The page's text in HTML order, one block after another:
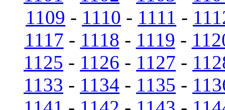
1109 - 1110 - 1111 -
1117 - 1118 - 1119 -
1125 - 1126 - 1127 -
1133 - 1134 - 1135 -